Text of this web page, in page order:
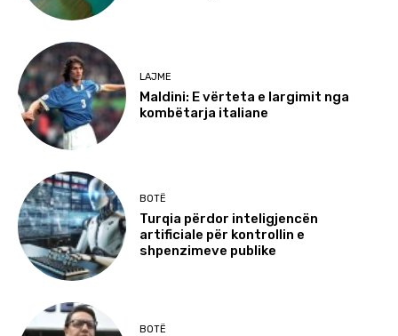
LAJME
Maldini: E vërteta e largimit nga
kombëtarja italiane
BOTË
Turqia përdor inteligjencën
artificiale për kontrollin e
shpenzimeve publike
BOTË